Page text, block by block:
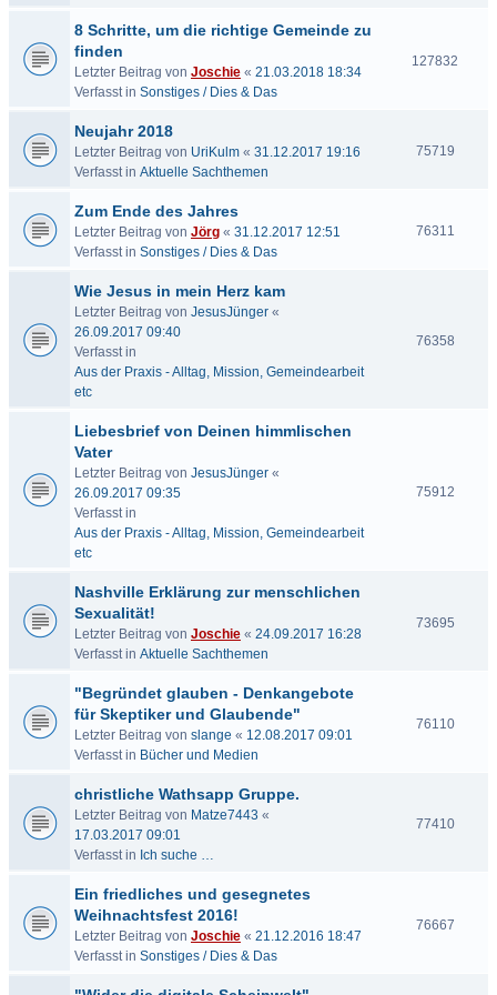
8 Schritte, um die richtige Gemeinde zu
finden
Letzter Beitrag von Joschie « 21.03.2018 18:34
Verfasst in Sonstiges / Dies & Das
127832
Neujahr 2018
Letzter Beitrag von UriKulm « 31.12.2017 19:16
Verfasst in Aktuelle Sachthemen
75719
Zum Ende des Jahres
Letzter Beitrag von Jörg « 31.12.2017 12:51
Verfasst in Sonstiges / Dies & Das
76311
Wie Jesus in mein Herz kam
Letzter Beitrag von JesusJünger «
26.09.2017 09:40
Verfasst in
Aus der Praxis - Alltag, Mission, Gemeindearbeit
etc
76358
Liebesbrief von Deinen himmlischen
Vater
Letzter Beitrag von JesusJünger «
26.09.2017 09:35
Verfasst in
Aus der Praxis - Alltag, Mission, Gemeindearbeit
etc
75912
Nashville Erklärung zur menschlichen
Sexualität!
Letzter Beitrag von Joschie « 24.09.2017 16:28
Verfasst in Aktuelle Sachthemen
73695
"Begründet glauben - Denkangebote
für Skeptiker und Glaubende"
Letzter Beitrag von slange « 12.08.2017 09:01
Verfasst in Bücher und Medien
76110
christliche Wathsapp Gruppe.
Letzter Beitrag von Matze7443 «
17.03.2017 09:01
Verfasst in Ich suche …
77410
Ein friedliches und gesegnetes
Weihnachtsfest 2016!
Letzter Beitrag von Joschie « 21.12.2016 18:47
Verfasst in Sonstiges / Dies & Das
76667